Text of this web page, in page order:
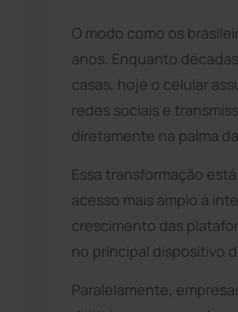
O modo como os
anos. Enquanto
casas, hoje o celular
redes sociais e
diretamente na palma
Essa transformação
acesso mais amplo à
crescimento das
no principal dispositivo
Paralelamente,